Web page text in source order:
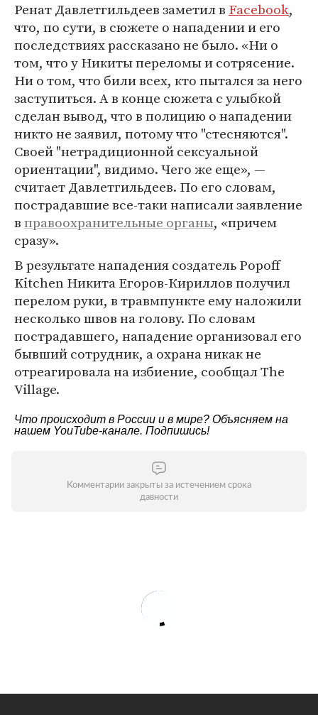
Ренат Давлетгильдеев заметил в Facebook,
что, по сути, в сюжете о нападении и его
последствиях рассказано не было. «Ни о
том, что у Никиты переломы и сотрясение.
Ни о том, что били всех, кто пытался за него
заступиться. А в конце сюжета с улыбкой
сделан вывод, что в полицию о нападении
никто не заявил, потому что "стесняются".
Своей "нетрадиционной сексуальной
ориентации", видимо. Чего же еще», —
считает Давлетгильдеев. По его словам,
пострадавшие все-таки написали заявление
вправоохранительные органы, «причем
сразу».
В результате нападения создатель Popoff
Kitchen Никита Егоров-Кириллов получил
перелом руки, в травмпункте ему наложили
несколько швов на голову. По словам
пострадавшего, нападение организовал его
бывший сотрудник, а охрана никак не
отреагировала на избиение, сообщал The
Village.
Что происходит в России и в мире? Объясняем на
нашем YouTube-канале. Подпишись!
Комментарии закрыты за истечением срока
давности